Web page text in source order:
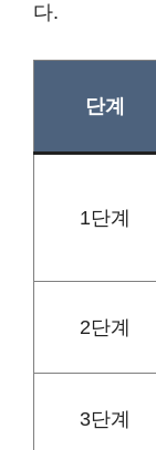
다.
단계
1단계
2단계
3단계